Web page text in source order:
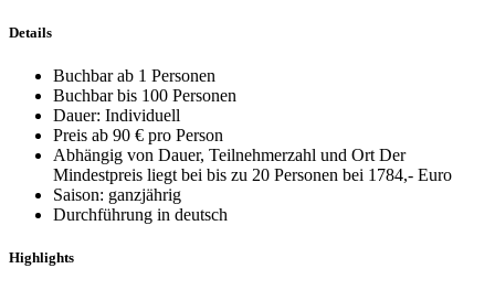
Details
Buchbar ab 1 Personen
Buchbar bis 100 Personen
Dauer: Individuell
Preis ab 90 € pro Person
Abhängig von Dauer, Teilnehmerzahl und Ort Der
Mindestpreis liegt bei bis zu 20 Personen bei 1784,- Euro
Saison: ganzjährig
Durchführung in deutsch
Highlights